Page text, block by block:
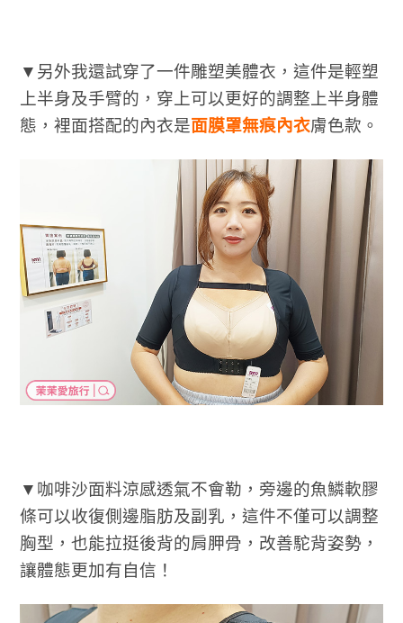
▼另外我還試穿了一件雕塑美體衣，這件是輕塑
上半身及手臂的，穿上可以更好的調整上半身體
態，裡面搭配的內衣是面膜罩無痕內衣膚色款。
▼咖啡沙面料涼感透氣不會勒，旁邊的魚鱗軟膠
條可以收復側邊脂肪及副乳，這件不僅可以調整
胸型，也能拉挺後背的肩胛骨，改善駝背姿勢，
讓體態更加有自信！